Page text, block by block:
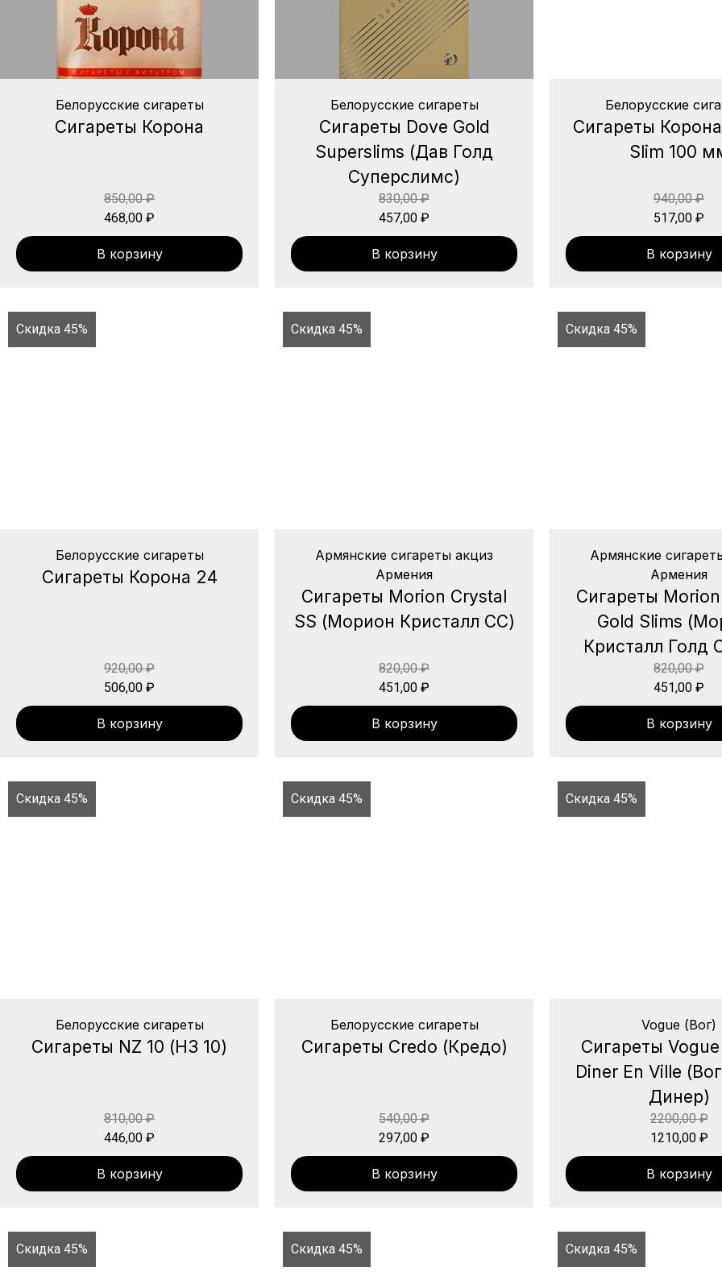
Белорусские сигареты
Сигареты Корона
850,00₽
468,00 ₽
В корзину
Белорусские сигареты
Сигареты Dove Gold
Superslims (Дав Голд
Суперслимс)
830,00₽
457,00 ₽
В корзину
Белорусские
Сигареты
Slim 100
940,00₽
517,00 ₽
В корзину
Скидка 45%
Белорусские сигареты
Сигареты Корона 24
920,00₽
506,00 ₽
В корзину
Скидка 45%
Армянские сигареты акциз
Армения
Сигареты Morion Crystal
SS (Морион Кристалл СС)
820,00₽
451,00 ₽
В корзину
Скидка 45%
Армянские
Армения
Сигареты
Gold Slims
Кристалл Голд
820,00₽
451,00 ₽
В корзину
Скидка 45%
Белорусские сигареты
Сигареты NZ 10 (НЗ 10)
810,00₽
446,00 ₽
В корзину
Скидка 45%
Белорусские сигареты
Сигареты Credo (Кредо)
540,00₽
297,00 ₽
В корзину
Скидка 45%
Vogue (Вог)
Сигареты
Diner En Ville
Динер)
2200,00₽
1210,00 ₽
В корзину
Скидка 45% Скидка 45% Скидка 45%